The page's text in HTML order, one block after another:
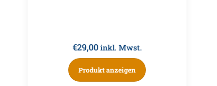
€29,00 inkl. Mwst.
Produkt anzeigen